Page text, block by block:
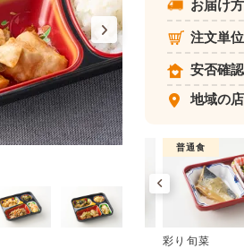
お届け
注文単位
安否確認
地域の
介護食 普通食
彩り旬菜